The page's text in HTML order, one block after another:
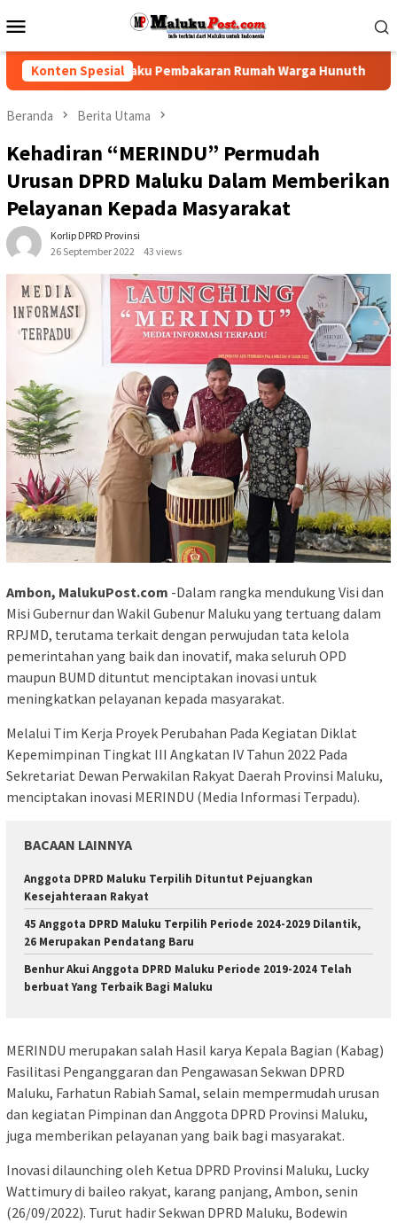
ke
Mobile
Konten Spesial
Tindak Pelaku Pembakaran Rumah Warga Hunuth
Beranda Berita Utama
Kehadiran “MERINDU” Permudah
Urusan DPRD Maluku Dalam Memberikan
Pelayanan Kepada Masyarakat
Korlip DPRD Provinsi
26 September 2022
43 views
Ambon, MalukuPost.com -Dalam rangka mendukung Visi dan
Misi Gubernur dan Wakil Gubenur Maluku yang tertuang dalam
RPJMD, terutama terkait dengan perwujudan tata kelola
pemerintahan yang baik dan inovatif, maka seluruh OPD
maupun BUMD dituntut menciptakan inovasi untuk
meningkatkan pelayanan kepada masyarakat.
Melalui Tim Kerja Proyek Perubahan Pada Kegiatan Diklat
Kepemimpinan Tingkat III Angkatan IV Tahun 2022 Pada
Sekretariat Dewan Perwakilan Rakyat Daerah Provinsi Maluku,
menciptakan inovasi MERINDU (Media Informasi Terpadu).
BACAAN LAINNYA
Anggota DPRD Maluku Terpilih Dituntut Pejuangkan
Kesejahteraan Rakyat
45 Anggota DPRD Maluku Terpilih Periode 2024-2029 Dilantik,
26 Merupakan Pendatang Baru
Benhur Akui Anggota DPRD Maluku Periode 2019-2024 Telah
berbuat Yang Terbaik Bagi Maluku
MERINDU merupakan salah Hasil karya Kepala Bagian (Kabag)
Fasilitasi Penganggaran dan Pengawasan Sekwan DPRD
Maluku, Farhatun Rabiah Samal, selain mempermudah urusan
dan kegiatan Pimpinan dan Anggota DPRD Provinsi Maluku,
juga memberikan pelayanan yang baik bagi masyarakat.
Inovasi dilaunching oleh Ketua DPRD Provinsi Maluku, Lucky
Wattimury di baileo rakyat, karang panjang, Ambon, senin
(26/09/2022). Turut hadir Sekwan DPRD Maluku, Bodewin